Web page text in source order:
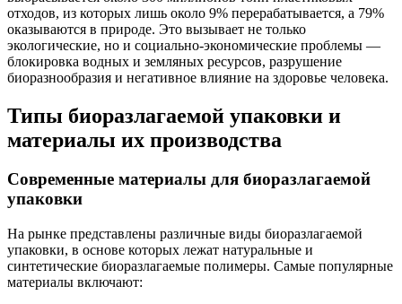
отходов, из которых лишь около 9% перерабатывается, а 79%
оказываются в природе. Это вызывает не только
экологические, но и социально-экономические проблемы —
блокировка водных и земляных ресурсов, разрушение
биоразнообразия и негативное влияние на здоровье человека.
Типы биоразлагаемой упаковки и
материалы их производства
Современные материалы для биоразлагаемой
упаковки
На рынке представлены различные виды биоразлагаемой
упаковки, в основе которых лежат натуральные и
синтетические биоразлагаемые полимеры. Самые популярные
материалы включают: